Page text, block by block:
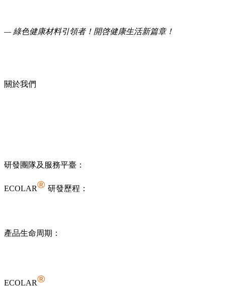
— 綠色健康材料引領者！開啓健康生活新篇章！
關於我們
研發團隊及服務平臺：
ECOLAR® 研發歷程：
產品生命周期：
ECOLAR®